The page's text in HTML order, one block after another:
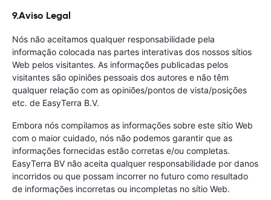
9.Aviso Legal
Nós não aceitamos qualquer responsabilidade pela
informação colocada nas partes interativas dos nossos sítios
Web pelos visitantes. As informações publicadas pelos
visitantes são opiniões pessoais dos autores e não têm
qualquer relação com as opiniões/pontos de vista/posições
etc. de EasyTerra B.V.
Embora nós compilamos as informações sobre este sítio Web
com o maior cuidado, nós não podemos garantir que as
informações fornecidas estão corretas e/ou completas.
EasyTerra BV não aceita qualquer responsabilidade por danos
incorridos ou que possam incorrer no futuro como resultado
de informações incorretas ou incompletas no sítio Web.